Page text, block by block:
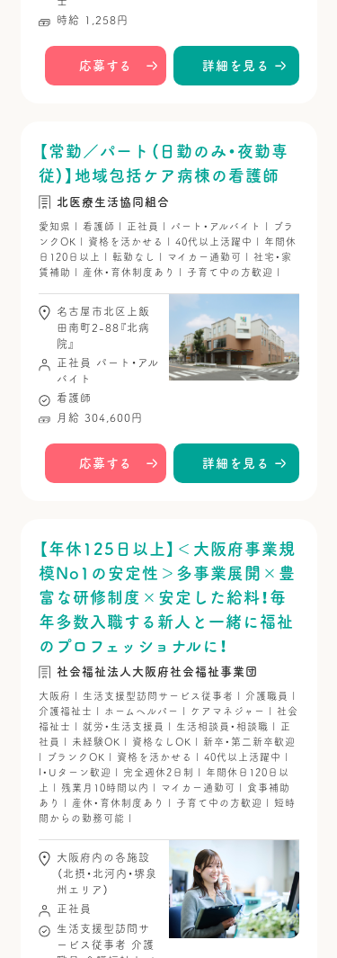
時給 1,258円
応募する 詳細を見る
【常勤／パート（日勤のみ・夜勤専
従）】地域包括ケア病棟の看護師
北医療生活協同組合
愛知県 | 看護師 | 正社員 | パート・アルバイト | ブラ
ンクOK | 資格を活かせる | 40代以上活躍中 | 年間休
日120日以上 | 転勤なし | マイカー通勤可 | 社宅・家
賃補助 | 産休・育休制度あり | 子育て中の方歓迎 |
名古屋市北区上飯
田南町2-88『北病
院』
正社員
パート・アル
バイト
看護師
月給 304,600円
応募する 詳細を見る
【年休125日以上】＜大阪府事業規
模No1の安定性＞多事業展開×豊
富な研修制度×安定した給料！毎
年多数入職する新人と一緒に福祉
のプロフェッショナルに！
社会福祉法人大阪府社会福祉事業団
大阪府 | 生活支援型訪問サービス従事者 | 介護職員 |
介護福祉士 | ホームヘルパー | ケアマネジャー | 社会
福祉士 | 就労・生活支援員 | 生活相談員・相談職 | 正
社員 | 未経験OK | 資格なしOK | 新卒・第二新卒歓迎
| ブランクOK | 資格を活かせる | 40代以上活躍中 |
I・Uターン歓迎 | 完全週休2日制 | 年間休日120日以
上 | 残業月10時間以内 | マイカー通勤可 | 食事補助
あり | 産休・育休制度あり | 子育て中の方歓迎 | 短時
間からの勤務可能 |
大阪府内の各施設
（北摂・北河内・堺泉
州エリア）
正社員
生活支援型訪問サ
ービス従事者
介護